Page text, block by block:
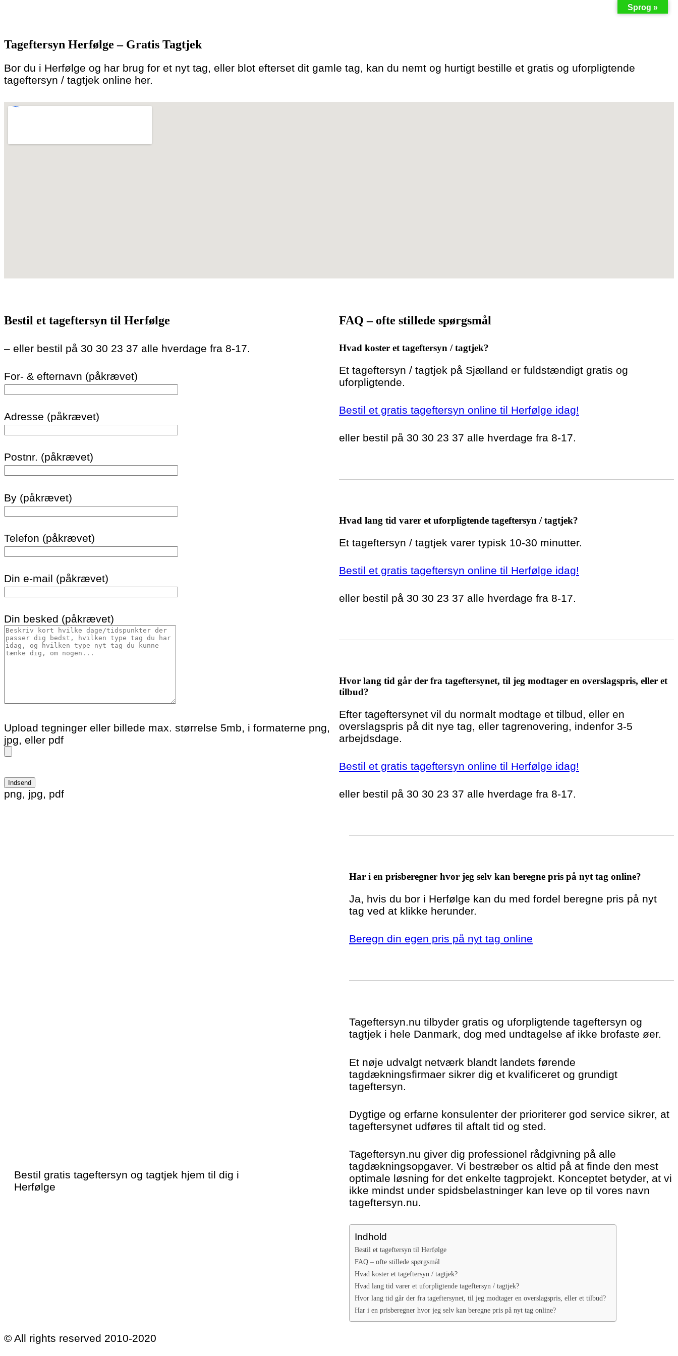
to
content
Tageftersyn Herfølge – Gratis Tagtjek
Bor du i Herfølge og har brug for et nyt tag, eller blot efterset dit gamle tag, kan du nemt og hurtigt bestille et gratis og uforpligtende
tageftersyn / tagtjek online her.
Bestil et tageftersyn til Herfølge
– eller bestil på 30 30 23 37 alle hverdage fra 8-17.
For- & efternavn (påkrævet)
Adresse (påkrævet)
Postnr. (påkrævet)
By (påkrævet)
Telefon (påkrævet)
Din e-mail (påkrævet)
Din besked (påkrævet)
Upload tegninger eller billede max. størrelse 5mb, i formaterne png,
jpg, eller pdf
Please leave this field empty.
png, jpg, pdf
Bestil gratis tageftersyn og tagtjek hjem til dig i
Herfølge
FAQ – ofte stillede spørgsmål
Hvad koster et tageftersyn / tagtjek?
Et tageftersyn / tagtjek på Sjælland er fuldstændigt gratis og
uforpligtende.
Bestil et gratis tageftersyn online til Herfølge idag!
eller bestil på 30 30 23 37 alle hverdage fra 8-17.
Hvad lang tid varer et uforpligtende tageftersyn / tagtjek?
Et tageftersyn / tagtjek varer typisk 10-30 minutter.
Bestil et gratis tageftersyn online til Herfølge idag!
eller bestil på 30 30 23 37 alle hverdage fra 8-17.
Hvor lang tid går der fra tageftersynet, til jeg modtager en overslagspris, eller et
tilbud?
Efter tageftersynet vil du normalt modtage et tilbud, eller en
overslagspris på dit nye tag, eller tagrenovering, indenfor 3-5
arbejdsdage.
Bestil et gratis tageftersyn online til Herfølge idag!
eller bestil på 30 30 23 37 alle hverdage fra 8-17.
Har i en prisberegner hvor jeg selv kan beregne pris på nyt tag online?
Ja, hvis du bor i Herfølge kan du med fordel beregne pris på nyt
tag ved at klikke herunder.
Beregn din egen pris på nyt tag online
Tageftersyn.nu tilbyder gratis og uforpligtende tageftersyn og
tagtjek i hele Danmark, dog med undtagelse af ikke brofaste øer.
Et nøje udvalgt netværk blandt landets førende
tagdækningsfirmaer sikrer dig et kvalificeret og grundigt
tageftersyn.
Dygtige og erfarne konsulenter der prioriterer god service sikrer, at
tageftersynet udføres til aftalt tid og sted.
Tageftersyn.nu giver dig professionel rådgivning på alle
tagdækningsopgaver. Vi bestræber os altid på at finde den mest
optimale løsning for det enkelte tagprojekt. Konceptet betyder, at vi
ikke mindst under spidsbelastninger kan leve op til vores navn
tageftersyn.nu.
Indhold
Bestil et tageftersyn til Herfølge
FAQ – ofte stillede spørgsmål
Hvad koster et tageftersyn / tagtjek?
Hvad lang tid varer et uforpligtende tageftersyn / tagtjek?
Hvor lang tid går der fra tageftersynet, til jeg modtager en overslagspris, eller et tilbud?
Har i en prisberegner hvor jeg selv kan beregne pris på nyt tag online?
© All rights reserved 2010-2020
Sprog »